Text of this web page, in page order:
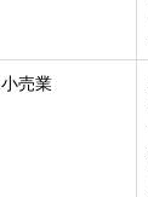
小売業